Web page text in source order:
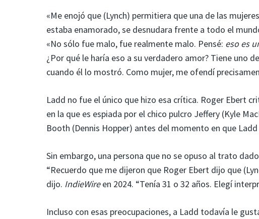
«Me enojó que (Lynch) permitiera que una de las
estaba enamorado, se desnudara frente a todo el
«No sólo fue malo, fue realmente malo. Pensé: eso es
¿Por qué le haría eso a su verdadero amor? Tiene uno
cuando él lo mostró. Como mujer, me ofendí
Ladd no fue el único que hizo esa crítica. Roger Ebert
en la que es espiada por el chico pulcro Jeffery (Kyle
Booth (Dennis Hopper) antes del momento en que Ladd
Sin embargo, una persona que no se opuso al trato
“Recuerdo que me dijeron que Roger Ebert dijo que
dijo. IndieWireen 2024. “Tenía 31 o 32 años. Elegí
Incluso con esas preocupaciones, a Ladd todavía le